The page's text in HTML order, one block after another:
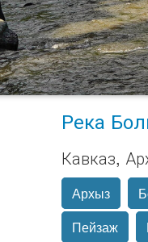
Река
Кавказ,
Архыз
Пейзаж